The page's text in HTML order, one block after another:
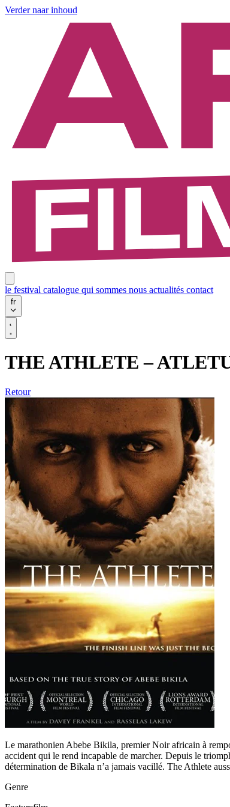
Verder naar inhoud
le festival catalogue qui sommes nous actualités contact
fr
THE ATHLETE –
Retour
Le marathonien Abebe Bikila, premier Noir africain à
accident qui le rend incapable de marcher. Depuis le
détermination de Bikala n’a jamais vacillé. The Athlete
Genre